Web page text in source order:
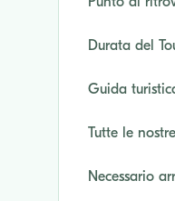
Durata del
Guida
Tutte le
Necessario